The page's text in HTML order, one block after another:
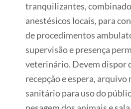
tranquilizantes,
anestésicos locais, para
de procedimentos
supervisão e presença
veterinário. Devem dispor
recepção e espera,
sanitário para uso do